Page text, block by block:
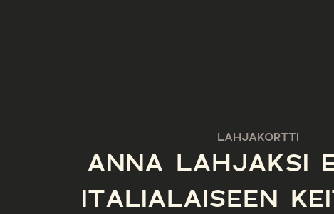
LAHJAKORTTI
ANNA LAHJAKSI
ITALIALAISEEN